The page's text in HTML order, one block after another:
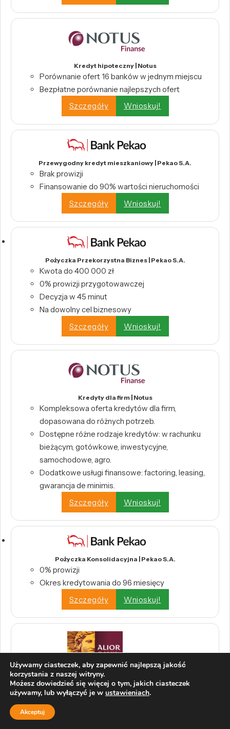
Kredyt hipoteczny | Notus
Porównanie ofert 16 banków w jednym miejscu
Bezpłatne porównanie najlepszych ofert
Szczegóły
Wnioskuj!
Przewygodny kredyt mieszkaniowy | Pekao S.A.
Brak prowizji
Finansowanie do 90% wartości nieruchomości
Szczegóły
Wnioskuj!
Pożyczka Przekorzystna Biznes | Pekao S.A.
Kwota do 400 000 zł
0% prowizji przygotowawczej
Decyzja w 45 minut
Na dowolny cel biznesowy
Szczegóły
Wnioskuj!
Kredyty dla firm | Notus
Kompleksowa oferta kredytów dla firm,
dopasowana do różnych potrzeb.
Dostępne różne rodzaje kredytów: w rachunku
bieżącym, gotówkowe, inwestycyjne,
samochodowe, agro.
Dodatkowe usługi finansowe: factoring, leasing,
gwarancja de minimis.
Szczegóły
Wnioskuj!
Pożyczka Konsolidacyjna | Pekao S.A.
0% prowizji
Okres kredytowania do 96 miesięcy
Szczegóły
Wnioskuj!
Internetowy Kredyt Konsolidacyjny | Alior Bank
Wysoka kwota kredytu – nawet 200 000 zł
Długi okres spłaty – do 10 lat
Używamy ciasteczek, aby zapewnić najlepszą jakość
korzystania z naszej witryny.
Możesz dowiedzieć się więcej o tym, jakich ciasteczek
używamy, lub wyłączyć je w ustawieniach.
Akceptuj